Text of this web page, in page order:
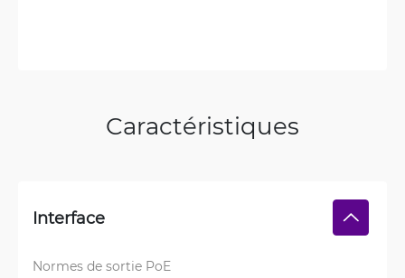
Caractéristiques
Interface
Normes de sortie PoE